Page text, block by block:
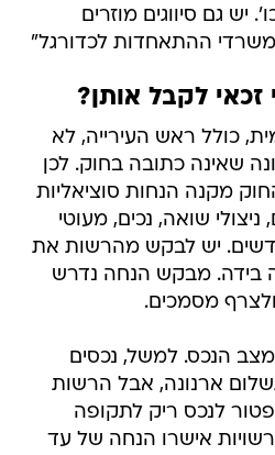
יש גם סיווגים מוזרים
ההתאחדות לכדורגל"
זכאי לקבל אותן?
כולל ראש העירייה, לא
שאינה כתובה בחוק. לכן
מקנה הנחות סוציאליות
ניצולי שואה, נכים, מעוטי
חדשים. יש לבקש מהרשות את
בידה. מבקש הנחה נדרש
מסמכים.
הנכס. למשל, נכסים
ארנונה, אבל הרשות
לנכס ריק לתקופה
אישרו הנחה של עד